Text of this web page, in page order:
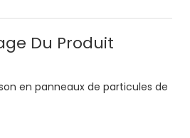
Du Produit